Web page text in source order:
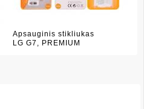
Apsauginis stikliukas
LG G7, PREMIUM